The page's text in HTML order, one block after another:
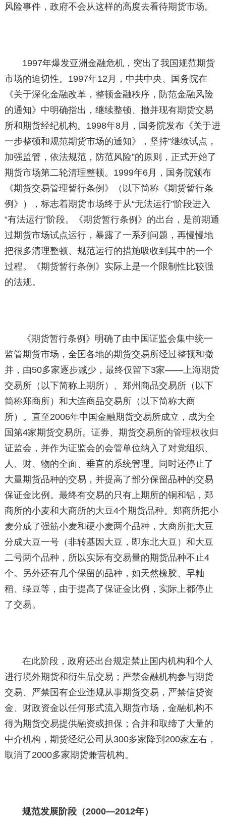
风险事件，政府不会从这样的高度去看待期货市场。
1997年爆发亚洲金融危机，突出了我国规范期货
市场的迫切性。1997年12月，中共中央、国务院在
《关于深化金融改革，整顿金融秩序，防范金融风险
的通知》中明确指出，继续整顿、撤并现有期货交易
所和期货经纪机构。1998年8月，国务院发布《关于进
一步整顿和规范期货市场的通知》，坚持“继续试点，
加强监管，依法规范，防范风险”的原则，正式开始了
期货市场第二轮清理整顿。1999年6月，国务院颁布
《期货交易管理暂行条例》（以下简称《期货暂行条
例》），标志着期货市场终于从“无法运行”阶段进入
“有法运行”阶段。《期货暂行条例》的出台，是前期通
过期货市场试点运行，暴露了一系列问题，再慢慢地
把很多清理整顿、规范运行的措施吸收到其中的一个
过程。《期货暂行条例》实际上是一个限制性比较强
的法规。
《期货暂行条例》明确了由中国证监会集中统一
监管期货市场，全国各地的期货交易所经过整顿和撤
并，由50多家逐步减少，最终仅留下3家——上海期货
交易所（以下简称上期所）、郑州商品交易所（以下
简称郑商所）和大连商品交易所（以下简称大商
所）。直至2006年中国金融期货交易所成立，成为全
国第4家期货交易所。证券、期货交易所的管理权收归
证监会，并作为证监会的会管单位纳入了对党组织、
人、财、物的全面、垂直的系统管理。同时还停止了
大量期货品种的交易，并提高了部分保留品种的交易
保证金比例。最终有交易的只有上期所的铜和铝，郑
商所的小麦和大商所的大豆4个期货品种。郑商所把小
麦分成了强筋小麦和硬小麦两个品种，大商所把大豆
分成大豆一号（非转基因大豆，即东北大豆）和大豆
二号两个品种，所以实际有交易量的期货品种不止4
个。另外还有几个保留的品种，如天然橡胶、早籼
稻、绿豆等，由于提高了保证金比例，实际上都停止
了交易。
在此阶段，政府还出台规定禁止国内机构和个人
进行境外期货和衍生品交易；严禁金融机构参与期货
交易、严禁国有企业违规从事期货交易，严禁信贷资
金、财政资金以任何形式流入期货市场，金融机构不
得为期货交易提供融资或担保；合并和取缔了大量的
中介机构，期货经纪公司从300多家降到200家左右，
取消了2000多家期货兼营机构。
规范发展阶段（2000—2012年）